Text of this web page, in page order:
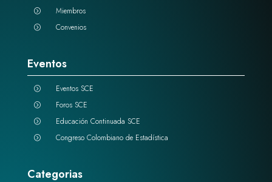
= Miembros
= Convenios
Eventos
= Eventos SCE
= Foros SCE
= Educación Continuada SCE
= Congreso Colombiano de Estadística
Categorias